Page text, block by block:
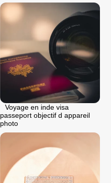
Voyage en inde visa
passeport objectif d appareil
photo